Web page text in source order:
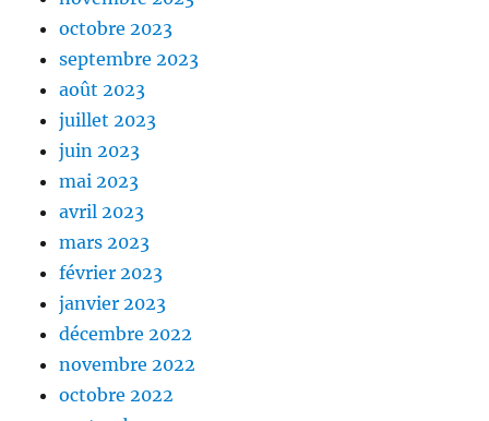
octobre 2023
septembre 2023
août 2023
juillet 2023
juin 2023
mai 2023
avril 2023
mars 2023
février 2023
janvier 2023
décembre 2022
novembre 2022
octobre 2022